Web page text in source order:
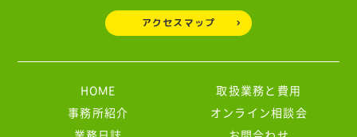
アクセスマップ
HOME
取扱業務と費用
事務所紹介
オンライン相談会